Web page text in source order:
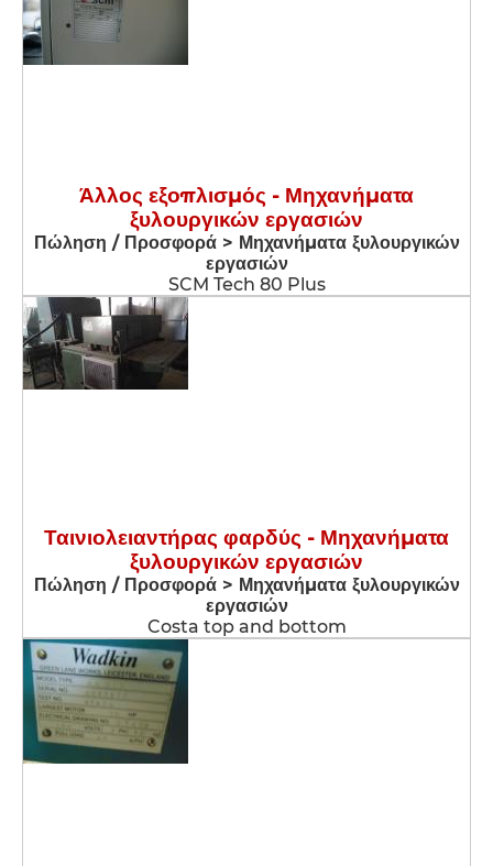
Άλλος εξοπλισμός - Μηχανήματα
ξυλουργικών εργασιών
Πώληση / Προσφορά > Μηχανήματα ξυλουργικών
εργασιών
SCM Tech 80 Plus
Ταινιολειαντήρας φαρδύς - Μηχανήματα
ξυλουργικών εργασιών
Πώληση / Προσφορά > Μηχανήματα ξυλουργικών
εργασιών
Costa top and bottom